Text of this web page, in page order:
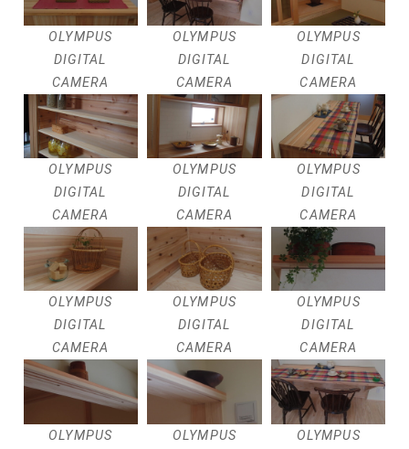
OLYMPUS
DIGITAL
CAMERA
OLYMPUS
DIGITAL
CAMERA
OLYMPUS
DIGITAL
CAMERA
OLYMPUS
DIGITAL
CAMERA
OLYMPUS
DIGITAL
CAMERA
OLYMPUS
DIGITAL
CAMERA
OLYMPUS
DIGITAL
CAMERA
OLYMPUS
DIGITAL
CAMERA
OLYMPUS
DIGITAL
CAMERA
OLYMPUS
OLYMPUS
OLYMPUS